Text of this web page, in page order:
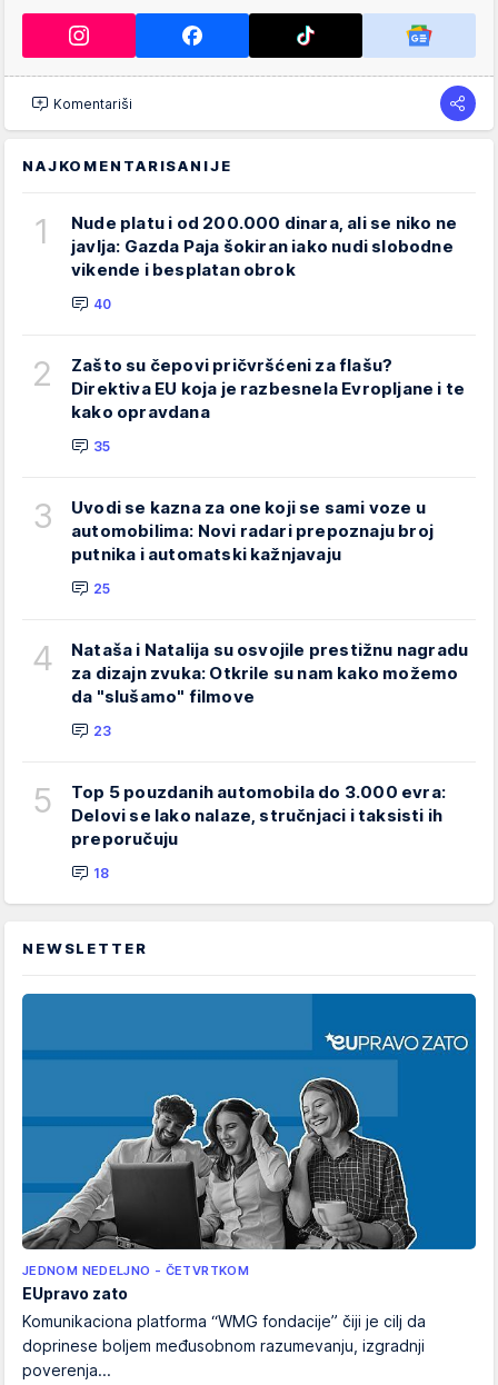
Komentariši
NAJKOMENTARISANIJE
1
Nude platu i od 200.000 dinara, ali se niko ne
javlja: Gazda Paja šokiran iako nudi slobodne
vikende i besplatan obrok
40
2
Zašto su čepovi pričvršćeni za flašu?
Direktiva EU koja je razbesnela Evropljane i te
kako opravdana
35
3
Uvodi se kazna za one koji se sami voze u
automobilima: Novi radari prepoznaju broj
putnika i automatski kažnjavaju
25
4
Nataša i Natalija su osvojile prestižnu nagradu
za dizajn zvuka: Otkrile su nam kako možemo
da "slušamo" filmove
23
5
Top 5 pouzdanih automobila do 3.000 evra:
Delovi se lako nalaze, stručnjaci i taksisti ih
preporučuju
18
NEWSLETTER
JEDNOM NEDELJNO - ČETVRTKOM
EUpravo zato
Komunikaciona platforma “WMG fondacije” čiji je cilj da
doprinese boljem međusobnom razumevanju, izgradnji
poverenja...